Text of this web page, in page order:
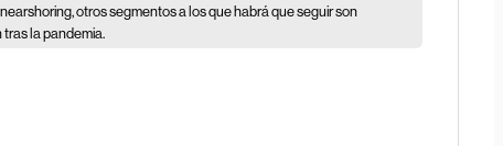
otros segmentos a los que habrá que seguir son
la pandemia.